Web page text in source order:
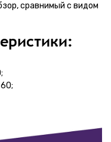
сравнимый с видом